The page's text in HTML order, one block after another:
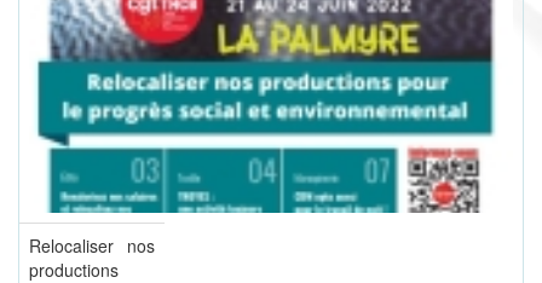
Relocaliser nos
productions